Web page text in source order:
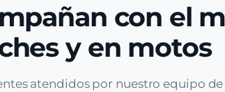
con el
y en motos
atendidos por nuestro equipo